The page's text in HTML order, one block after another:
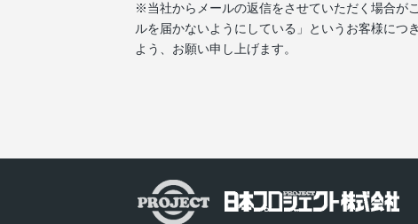
※当社からメールの返信をさせていただく場合が
ルを届かないようにしている」というお客様に
よう、お願い申し上げます。